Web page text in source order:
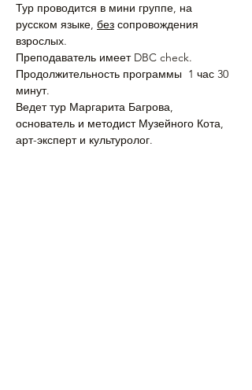
Тур проводится в мини группе, на
русском языке, без сопровождения
взрослых.
Преподаватель имеет DBC check.
Продолжительность программы  1 час 30
минут.
Ведет тур Маргарита Багрова,
основатель и методист Музейного Кота,
арт-эксперт и культуролог.